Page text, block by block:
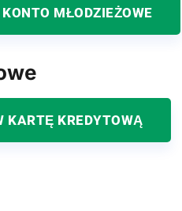
MŁODZIEŻOWE
KARTĘ KREDYTOWĄ